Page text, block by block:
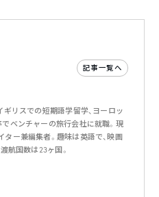
記事一覧へ
ギリスでの短期語学留学、ヨーロッ
ベンチャーの旅行会社に就職。現
ー兼編集者。趣味は英語で、映画
航国数は23ヶ国。